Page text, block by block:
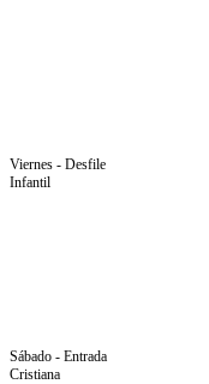
Viernes - Desfile
Infantil
Sábado - Entrada
Cristiana